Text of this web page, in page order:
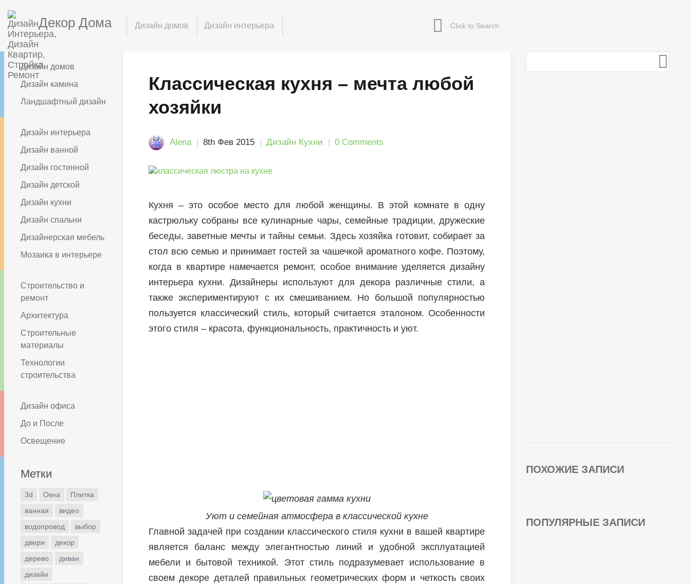
Декор Дома Дизайн домов Дизайн интерьера
Дизайн домов
Дизайн камина
Ландшафтный дизайн
Дизайн интерьера
Дизайн ванной
Дизайн гостинной
Дизайн детской
Дизайн кухни
Дизайн спальни
Дизайнерская мебель
Мозаика в интерьере
Строительство и
ремонт
Архитектура
Строительные
материалы
Технологии
строительства
Дизайн офиса
До и После
Освещение
Метки
3d Окна
Плитка
ванная
видео
водопровод
выбор
двери
декор
дерево
диван
дизайн
Классическая кухня – мечта любой
хозяйки
Alena 8th Фев 2015 Дизайн Кухни 0 Comments
Кухня – это особое место для любой женщины. В этой комнате в одну
кастрюльку собраны все кулинарные чары, семейные традиции, дружеские
беседы, заветные мечты и тайны семьи. Здесь хозяйка готовит, собирает за
стол всю семью и принимает гостей за чашечкой ароматного кофе. Поэтому,
когда в квартире намечается ремонт, особое внимание уделяется дизайну
интерьера кухни. Дизайнеры используют для декора различные стили, а
также экспериментируют с их смешиванием. Но большой популярностью
пользуется классический стиль, который считается эталоном. Особенности
этого стиля – красота, функциональность, практичность и уют.
Уют и семейная атмосфера в классической кухне
Главной задачей при создании классического стиля кухни в вашей квартире
является баланс между элегантностью линий и удобной эксплуатацией
мебели и бытовой техникой. Этот стиль подразумевает использование в
своем декоре деталей правильных геометрических форм и четкость своих
ПОХОЖИЕ ЗАПИСИ
ПОПУЛЯРНЫЕ ЗАПИСИ